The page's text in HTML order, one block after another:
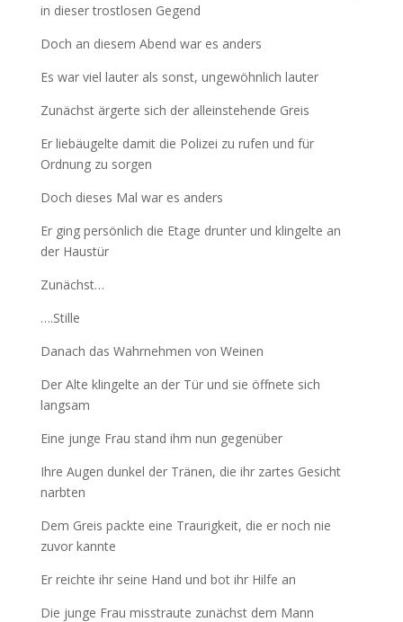
in dieser trostlosen Gegend
Doch an diesem Abend war es anders
Es war viel lauter als sonst, ungewöhnlich lauter
Zunächst ärgerte sich der alleinstehende Greis
Er liebäugelte damit die Polizei zu rufen und für
Ordnung zu sorgen
Doch dieses Mal war es anders
Er ging persönlich die Etage drunter und klingelte an
der Haustür
Zunächst…
….Stille
Danach das Wahrnehmen von Weinen
Der Alte klingelte an der Tür und sie öffnete sich
langsam
Eine junge Frau stand ihm nun gegenüber
Ihre Augen dunkel der Tränen, die ihr zartes Gesicht
narbten
Dem Greis packte eine Traurigkeit, die er noch nie
zuvor kannte
Er reichte ihr seine Hand und bot ihr Hilfe an
Die junge Frau misstraute zunächst dem Mann